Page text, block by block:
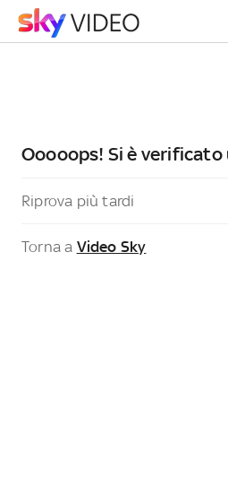
Ooooops! Si è verificato
Riprova più tardi
Torna a Video Sky